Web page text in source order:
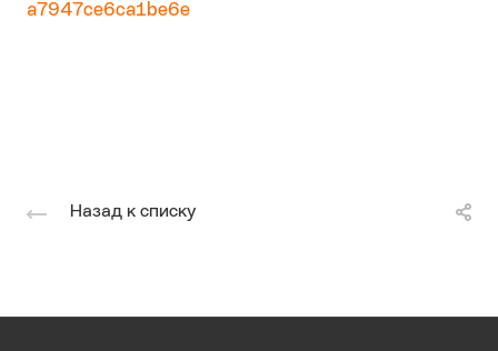
a7947ce6ca1be6e
Назад к списку